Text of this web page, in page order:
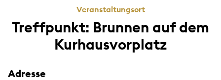
Veranstaltungsort
Treffpunkt: Brunnen auf dem
Kurhausvorplatz
Adresse